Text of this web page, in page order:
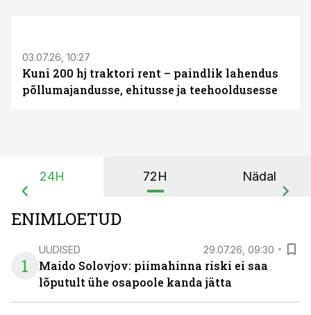
03.07.26, 10:27
Kuni 200 hj traktori rent – paindlik lahendus
põllumajandusse, ehitusse ja teehooldusesse
24H 72H Nädal
ENIMLOETUD
1
UUDISED 29.07.26, 09:30
Maido Solovjov: piimahinna riski ei saa
lõputult ühe osapoole kanda jätta